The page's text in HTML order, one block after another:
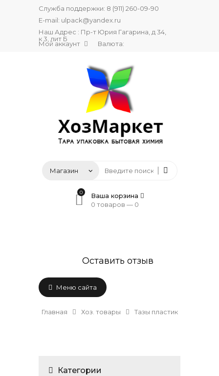
Служба поддержки: 8 (911) 260-09-90
E-mail: ulpack@yandex.ru
Наш Адрес : Пр-т Юрия Гагарина, д 34,
к 3, лит Б
Мой аккаунт Валюта:
0
Ваша корзина
0 товаров — 0
Оставить отзыв
Меню сайта
Главная Хоз. товары Тазы пластик
Категории